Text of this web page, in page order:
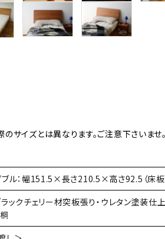
サイズとは異なります。ご注意下さいませ。
ブル：幅151.5×長さ210.5×高さ92.5（床
ラックチェリー材突板張り・ウレタン塗装仕